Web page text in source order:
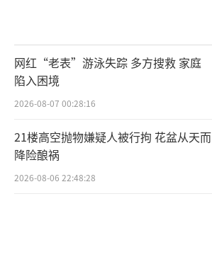
网红“老表”游泳失踪 多方搜救 家庭
陷入困境
2026-08-07 00:28:16
21楼高空抛物嫌疑人被行拘 花盆从天而
降险酿祸
2026-08-06 22:48:28